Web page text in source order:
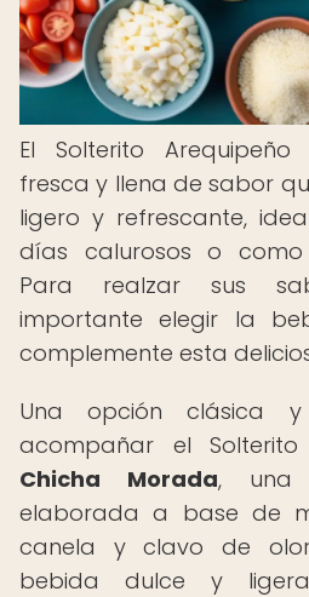
El Solterito
fresca y llena de sabor
ligero y refrescante,
días calurosos o como
Para realzar sus
importante elegir la
complemente esta
Una opción clásica
acompañar el
Chicha Morada, una
elaborada a base de
canela y clavo de
bebida dulce y